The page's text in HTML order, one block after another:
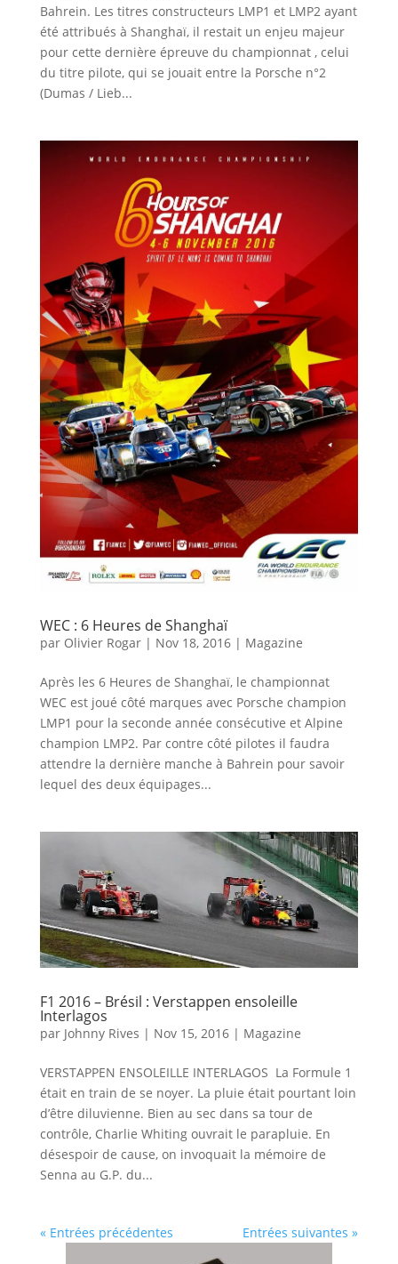
Bahrein. Les titres constructeurs LMP1 et LMP2 ayant
été attribués à Shanghaï, il restait un enjeu majeur
pour cette dernière épreuve du championnat , celui
du titre pilote, qui se jouait entre la Porsche n°2
(Dumas / Lieb...
WEC : 6 Heures de Shanghaï
par Olivier Rogar| Nov 18, 2016| Magazine
Après les 6 Heures de Shanghaï, le championnat
WEC est joué côté marques avec Porsche champion
LMP1 pour la seconde année consécutive et Alpine
champion LMP2. Par contre côté pilotes il faudra
attendre la dernière manche à Bahrein pour savoir
lequel des deux équipages...
F1 2016 – Brésil : Verstappen ensoleille
Interlagos
par Johnny Rives | Nov 15, 2016| Magazine
VERSTAPPEN ENSOLEILLE INTERLAGOS La Formule 1
était en train de se noyer. La pluie était pourtant loin
d’être diluvienne. Bien au sec dans sa tour de
contrôle, Charlie Whiting ouvrait le parapluie. En
désespoir de cause, on invoquait la mémoire de
Senna au G.P. du...
« Entrées précédentes Entrées suivantes »